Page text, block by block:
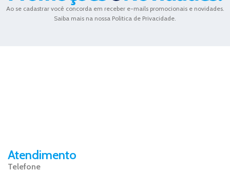
Ao se cadastrar você concorda em receber e-mails promocionais e novidades.
Saiba mais na nossa Politica de Privacidade.
Atendimento
Telefone